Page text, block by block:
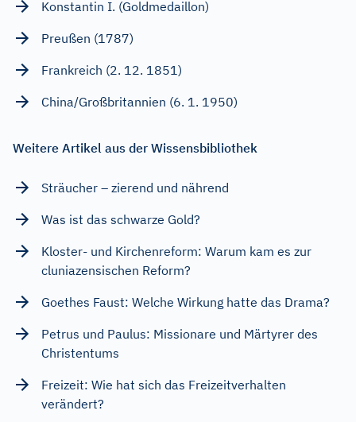
Konstantin I. (Goldmedaillon)
Preußen (1787)
Frankreich (2. 12. 1851)
China/Großbritannien (6. 1. 1950)
Weitere Artikel aus der Wissensbibliothek
Sträucher – zierend und nährend
Was ist das schwarze Gold?
Kloster- und Kirchenreform: Warum kam es zur
cluniazensischen Reform?
Goethes Faust: Welche Wirkung hatte das Drama?
Petrus und Paulus: Missionare und Märtyrer des
Christentums
Freizeit: Wie hat sich das Freizeitverhalten
verändert?